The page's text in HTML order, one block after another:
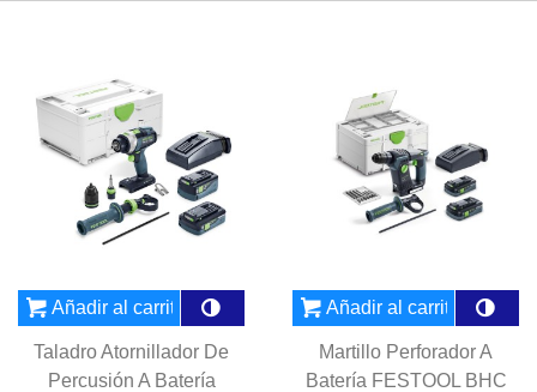
Añadir al carrito
Taladro Atornillador De
Percusión A Batería
Añadir al carrito
Martillo Perforador A
Batería FESTOOL BHC